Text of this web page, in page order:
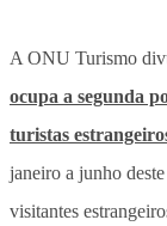
A ONU Turismo
ocupa a segunda
turistas
janeiro a junho
visitantes